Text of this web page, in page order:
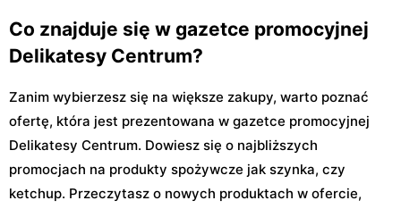
Co znajduje się w gazetce promocyjnej
Delikatesy Centrum?
Zanim wybierzesz się na większe zakupy, warto poznać
ofertę, która jest prezentowana w gazetce promocyjnej
Delikatesy Centrum. Dowiesz się o najbliższych
promocjach na produkty spożywcze jak szynka, czy
ketchup. Przeczytasz o nowych produktach w ofercie,